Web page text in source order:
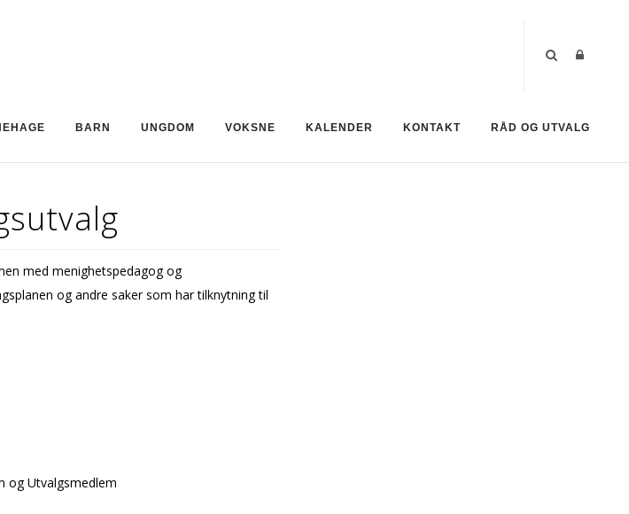
BARN UNGDOM VOKSNE KALENDER KONTAKT RÅD OG UTVALG
med menighetspedagog og
og andre saker som har tilknytning til
og Utvalgsmedlem